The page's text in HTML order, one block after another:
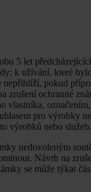
5 let
k užívání, které
nepřihlíží, pokud
zrušení ochranné
vlastníka,
pro výrobky
výrobků nebo služeb.
nedovoleným
Návrh na
se může týkat